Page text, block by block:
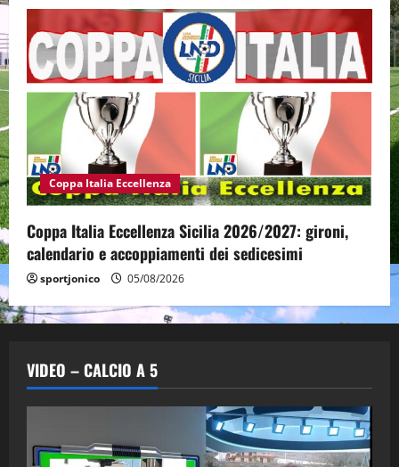
Coppa Italia Eccellenza
Coppa Italia Eccellenza Sicilia 2026/2027: gironi,
calendario e accoppiamenti dei sedicesimi
sportjonico 05/08/2026
VIDEO – CALCIO A 5